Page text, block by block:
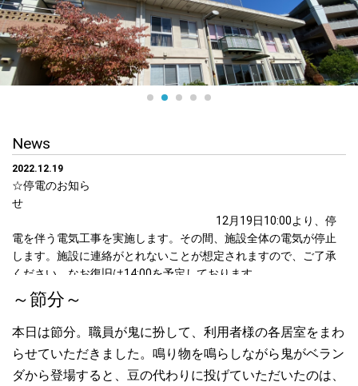
News
2022.12.19
☆停電のお知ら
せ
12月19日10:00より、停
電を伴う電気工事を実施します。その間、施設全体の電気が停止
します。施設に連絡がとれないことが想定されますので、ご了承
ください。なお復旧は14:00を予定しております。
2022.11.17
☆面会 見合わせ予定のご案
新型コロナウイルス第8波に備え、12月11日(日)よ
り当面の間、ご面会受付を見合わせることと致しました。皆様に
～節分～
本日は節分。職員が鬼に扮して、利用者様の各居室をまわ
らせていただきました。鳴り物を鳴らしながら鬼がベラン
ダから登場すると、豆の代わりに投げていただいたのは、